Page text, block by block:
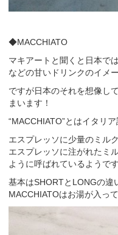
◆MACCHIATO
マキアートと聞くと日本で
などの甘いドリンクのイメ
ですが日本のそれを想像し
まいます！
“MACCHIATO”とはイタリア
エスプレッソに少量のミル
エスプレッソに注がれたミ
ように呼ばれているようです
基本はSHORTとLONGの違
MACCHIATOはお湯が入っ